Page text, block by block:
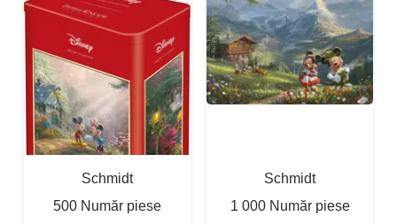
Schmidt
500 Număr piese
Schmidt
1 000 Număr piese